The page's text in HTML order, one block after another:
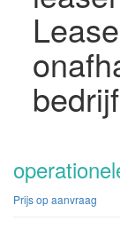
Prijs op aanvraag